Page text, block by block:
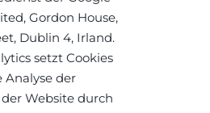
Gordon House,
Dublin 4, Irland.
setzt Cookies
Analyse der
Website durch